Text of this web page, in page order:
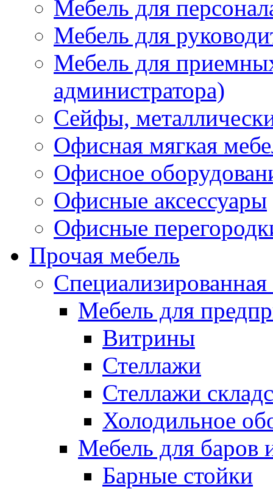
Мебель для
Мебель для
Мебель для
администратора)
Сейфы,
Офисная мягкая
Офисное
Офисные аксессуары
Офисные
Прочая мебель
Специализированная
Мебель для
Витрины
Стеллажи
Стеллажи
Холодильное
Мебель для баров
Барные стойки